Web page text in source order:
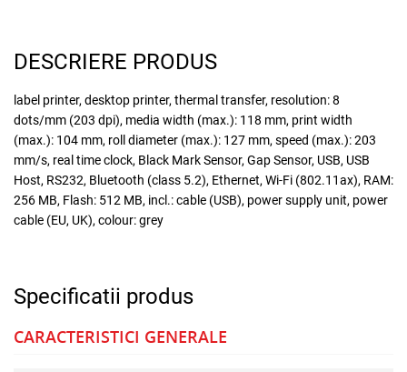
DESCRIERE PRODUS
label printer, desktop printer, thermal transfer, resolution: 8
dots/mm (203 dpi), media width (max.): 118 mm, print width
(max.): 104 mm, roll diameter (max.): 127 mm, speed (max.): 203
mm/s, real time clock, Black Mark Sensor, Gap Sensor, USB, USB
Host, RS232, Bluetooth (class 5.2), Ethernet, Wi-Fi (802.11ax), RAM:
256 MB, Flash: 512 MB, incl.: cable (USB), power supply unit, power
cable (EU, UK), colour: grey
Specificatii produs
CARACTERISTICI GENERALE